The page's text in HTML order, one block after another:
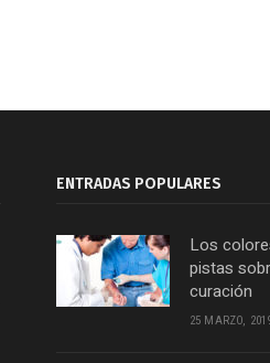
ENTRADAS POPULARES
Los
pistas
curación
25 MARZO,